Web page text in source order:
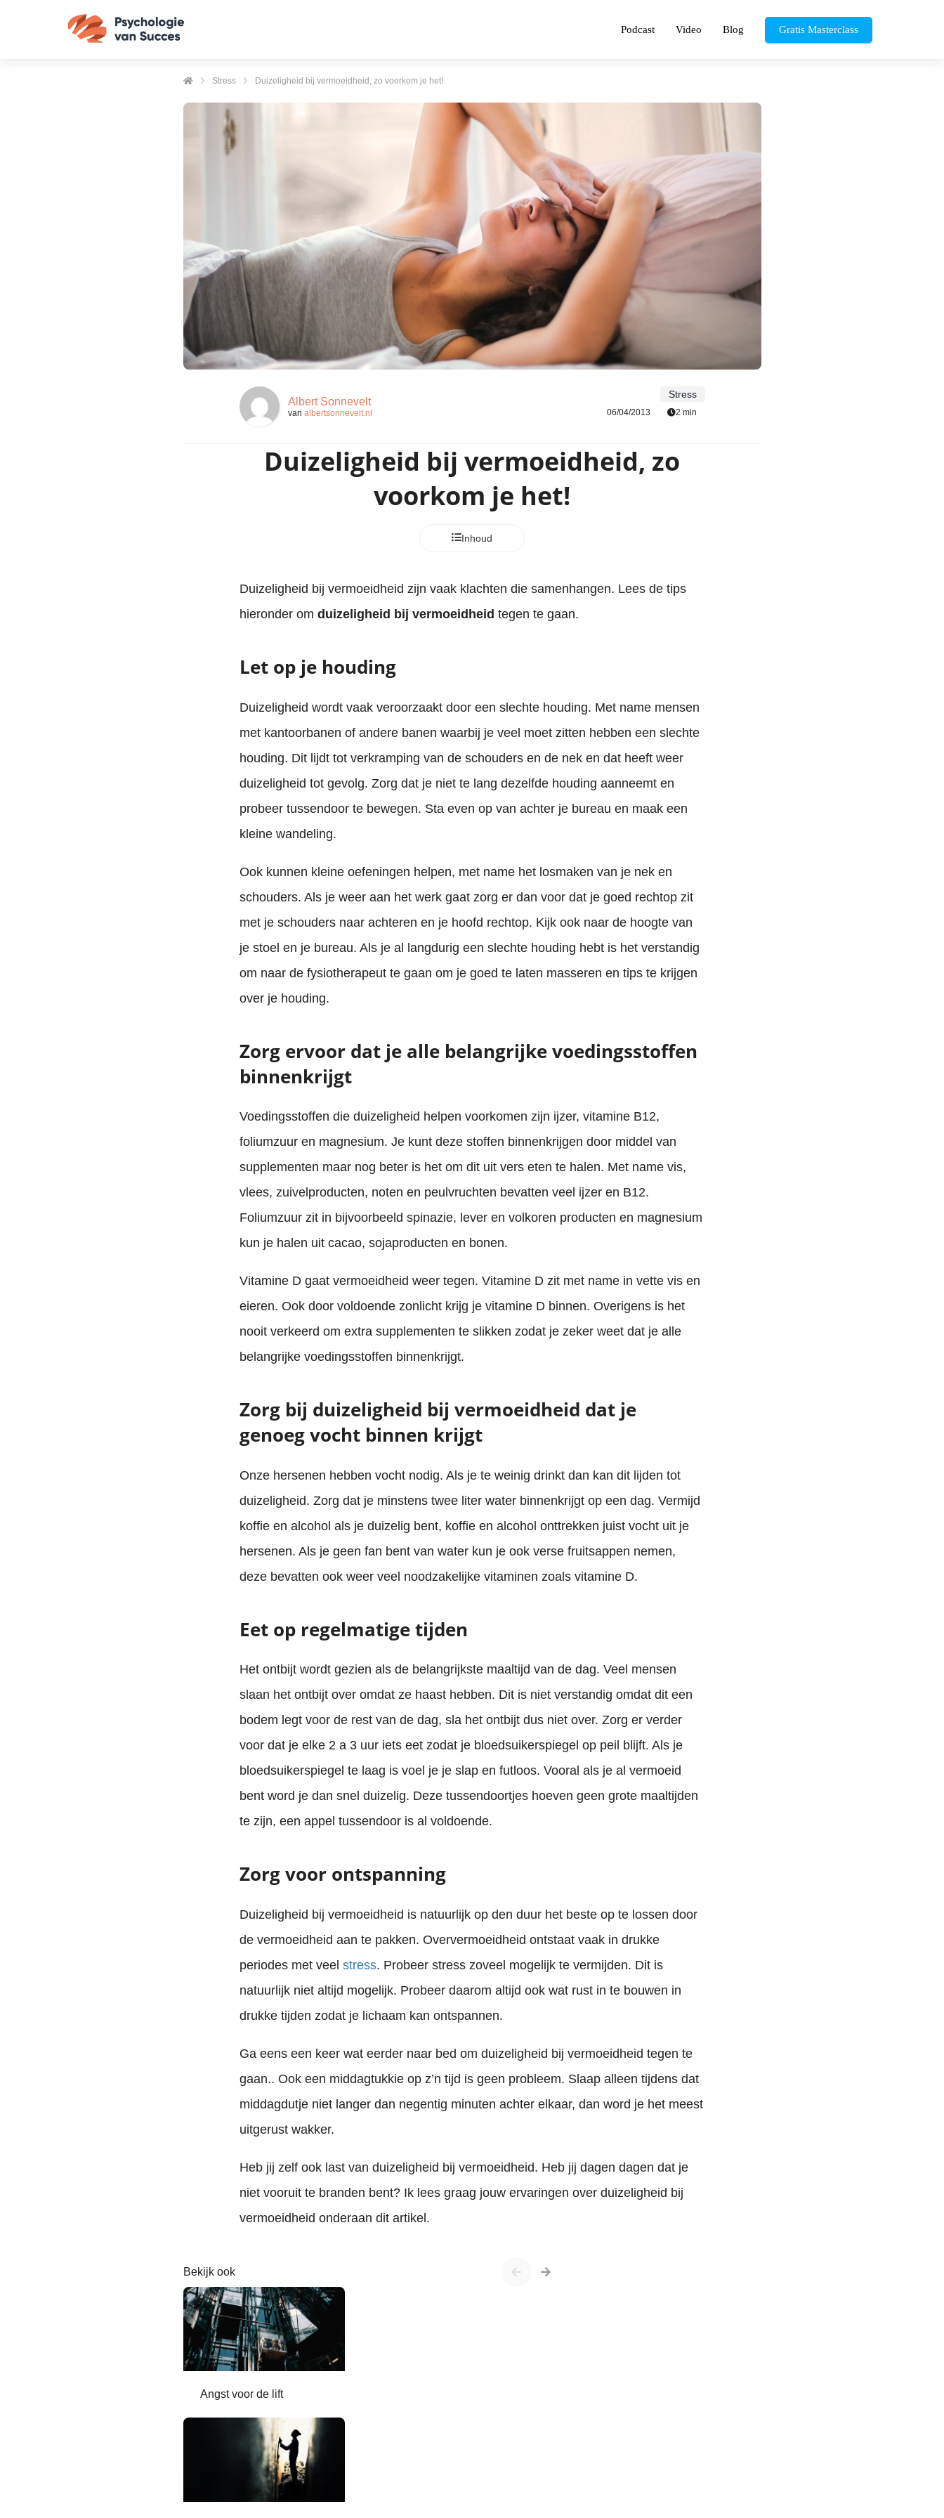
Podcast Video Blog Gratis Masterclass
Stress Duizeligheid bij vermoeidheid, zo voorkom je het!
Albert Sonnevelt
van albertsonnevelt.nl
Stress
06/04/2013 2 min
Duizeligheid bij vermoeidheid, zo
voorkom je het!
Inhoud
Duizeligheid bij vermoeidheid zijn vaak klachten die samenhangen. Lees de tips
hieronder om duizeligheid bij vermoeidheid tegen te gaan.
Let op je houding
Duizeligheid wordt vaak veroorzaakt door een slechte houding. Met name mensen
met kantoorbanen of andere banen waarbij je veel moet zitten hebben een slechte
houding. Dit lijdt tot verkramping van de schouders en de nek en dat heeft weer
duizeligheid tot gevolg. Zorg dat je niet te lang dezelfde houding aanneemt en
probeer tussendoor te bewegen. Sta even op van achter je bureau en maak een
kleine wandeling.
Ook kunnen kleine oefeningen helpen, met name het losmaken van je nek en
schouders. Als je weer aan het werk gaat zorg er dan voor dat je goed rechtop zit
met je schouders naar achteren en je hoofd rechtop. Kijk ook naar de hoogte van
je stoel en je bureau. Als je al langdurig een slechte houding hebt is het verstandig
om naar de fysiotherapeut te gaan om je goed te laten masseren en tips te krijgen
over je houding.
Zorg ervoor dat je alle belangrijke voedingsstoffen
binnenkrijgt
Voedingsstoffen die duizeligheid helpen voorkomen zijn ijzer, vitamine B12,
foliumzuur en magnesium. Je kunt deze stoffen binnenkrijgen door middel van
supplementen maar nog beter is het om dit uit vers eten te halen. Met name vis,
vlees, zuivelproducten, noten en peulvruchten bevatten veel ijzer en B12.
Foliumzuur zit in bijvoorbeeld spinazie, lever en volkoren producten en magnesium
kun je halen uit cacao, sojaproducten en bonen.
Vitamine D gaat vermoeidheid weer tegen. Vitamine D zit met name in vette vis en
eieren. Ook door voldoende zonlicht krijg je vitamine D binnen. Overigens is het
nooit verkeerd om extra supplementen te slikken zodat je zeker weet dat je alle
belangrijke voedingsstoffen binnenkrijgt.
Zorg bij duizeligheid bij vermoeidheid dat je
genoeg vocht binnen krijgt
Onze hersenen hebben vocht nodig. Als je te weinig drinkt dan kan dit lijden tot
duizeligheid. Zorg dat je minstens twee liter water binnenkrijgt op een dag. Vermijd
koffie en alcohol als je duizelig bent, koffie en alcohol onttrekken juist vocht uit je
hersenen. Als je geen fan bent van water kun je ook verse fruitsappen nemen,
deze bevatten ook weer veel noodzakelijke vitaminen zoals vitamine D.
Eet op regelmatige tijden
Het ontbijt wordt gezien als de belangrijkste maaltijd van de dag. Veel mensen
slaan het ontbijt over omdat ze haast hebben. Dit is niet verstandig omdat dit een
bodem legt voor de rest van de dag, sla het ontbijt dus niet over. Zorg er verder
voor dat je elke 2 a 3 uur iets eet zodat je bloedsuikerspiegel op peil blijft. Als je
bloedsuikerspiegel te laag is voel je je slap en futloos. Vooral als je al vermoeid
bent word je dan snel duizelig. Deze tussendoortjes hoeven geen grote maaltijden
te zijn, een appel tussendoor is al voldoende.
Zorg voor ontspanning
Duizeligheid bij vermoeidheid is natuurlijk op den duur het beste op te lossen door
de vermoeidheid aan te pakken. Oververmoeidheid ontstaat vaak in drukke
periodes met veel stress. Probeer stress zoveel mogelijk te vermijden. Dit is
natuurlijk niet altijd mogelijk. Probeer daarom altijd ook wat rust in te bouwen in
drukke tijden zodat je lichaam kan ontspannen.
Ga eens een keer wat eerder naar bed om duizeligheid bij vermoeidheid tegen te
gaan.. Ook een middagtukkie op z’n tijd is geen probleem. Slaap alleen tijdens dat
middagdutje niet langer dan negentig minuten achter elkaar, dan word je het meest
uitgerust wakker.
Heb jij zelf ook last van duizeligheid bij vermoeidheid. Heb jij dagen dagen dat je
niet vooruit te branden bent? Ik lees graag jouw ervaringen over duizeligheid bij
vermoeidheid onderaan dit artikel.
Bekijk ook
Angst voor de lift